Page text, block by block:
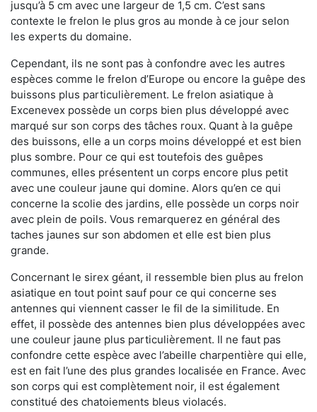
jusqu’à 5 cm avec une largeur de 1,5 cm. C’est sans
contexte le frelon le plus gros au monde à ce jour selon
les experts du domaine.
Cependant, ils ne sont pas à confondre avec les autres
espèces comme le frelon d’Europe ou encore la guêpe des
buissons plus particulièrement. Le frelon asiatique à
Excenevex possède un corps bien plus développé avec
marqué sur son corps des tâches roux. Quant à la guêpe
des buissons, elle a un corps moins développé et est bien
plus sombre. Pour ce qui est toutefois des guêpes
communes, elles présentent un corps encore plus petit
avec une couleur jaune qui domine. Alors qu’en ce qui
concerne la scolie des jardins, elle possède un corps noir
avec plein de poils. Vous remarquerez en général des
taches jaunes sur son abdomen et elle est bien plus
grande.
Concernant le sirex géant, il ressemble bien plus au frelon
asiatique en tout point sauf pour ce qui concerne ses
antennes qui viennent casser le fil de la similitude. En
effet, il possède des antennes bien plus développées avec
une couleur jaune plus particulièrement. Il ne faut pas
confondre cette espèce avec l’abeille charpentière qui elle,
est en fait l’une des plus grandes localisée en France. Avec
son corps qui est complètement noir, il est également
constitué des chatoiements bleus violacés.